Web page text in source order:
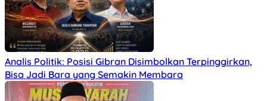
Analis Politik: Posisi Gibran Disimbolkan Terpinggirkan,
Bisa Jadi Bara yang Semakin Membara